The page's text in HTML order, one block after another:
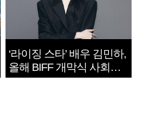
‘라이징 스타’ 배우 김민하,
올해 BIFF 개막식 사회자
확정